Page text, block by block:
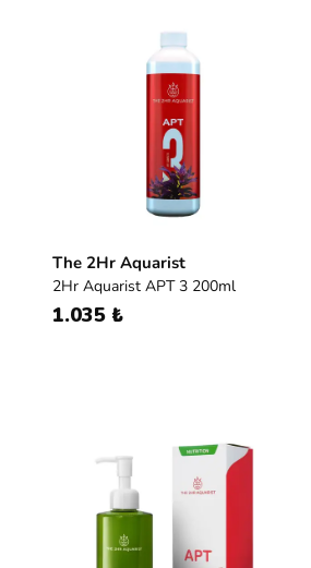
The 2Hr Aquarist
2Hr Aquarist APT 3 200ml
1.035 ₺